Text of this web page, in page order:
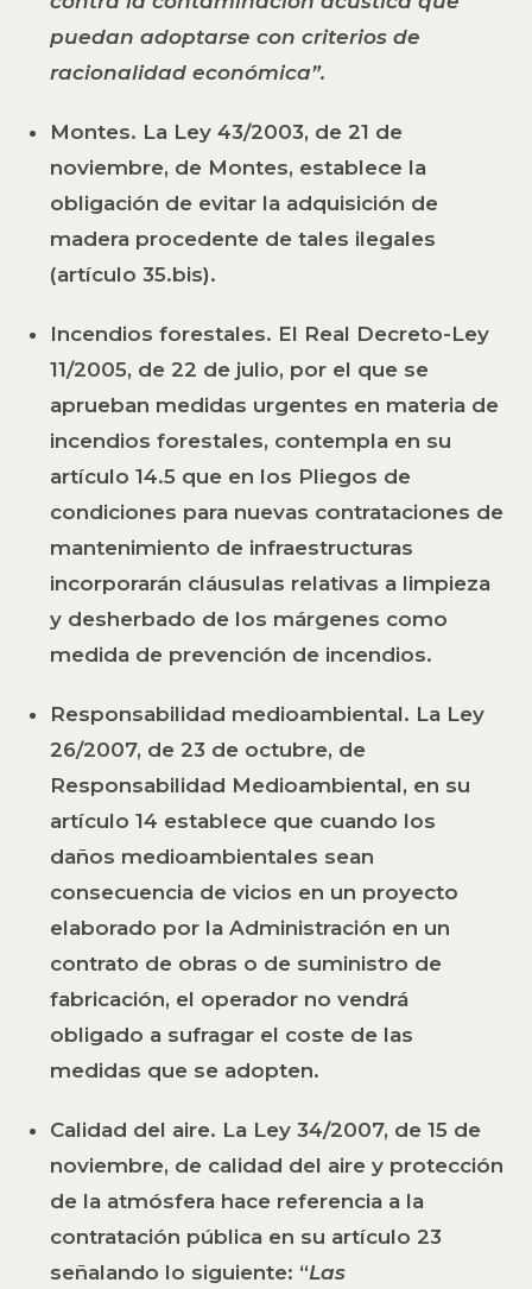
puedan adoptarse con criterios de
racionalidad económica”.
Montes. La Ley 43/2003, de 21 de
noviembre, de Montes, establece la
obligación de evitar la adquisición de
madera procedente de tales ilegales
(artículo 35.bis).
Incendios forestales. El Real Decreto-Ley
11/2005, de 22 de julio, por el que se
aprueban medidas urgentes en materia de
incendios forestales, contempla en su
artículo 14.5 que en los Pliegos de
condiciones para nuevas contrataciones de
mantenimiento de infraestructuras
incorporarán cláusulas relativas a limpieza
y desherbado de los márgenes como
medida de prevención de incendios.
Responsabilidad medioambiental. La Ley
26/2007, de 23 de octubre, de
Responsabilidad Medioambiental, en su
artículo 14 establece que cuando los
daños medioambientales sean
consecuencia de vicios en un proyecto
elaborado por la Administración en un
contrato de obras o de suministro de
fabricación, el operador no vendrá
obligado a sufragar el coste de las
medidas que se adopten.
Calidad del aire. La Ley 34/2007, de 15 de
noviembre, de calidad del aire y protección
de la atmósfera hace referencia a la
contratación pública en su artículo 23
señalando lo siguiente: “Las